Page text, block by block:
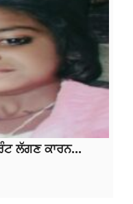
ਲੱਗਣ ਕਾਰਨ...